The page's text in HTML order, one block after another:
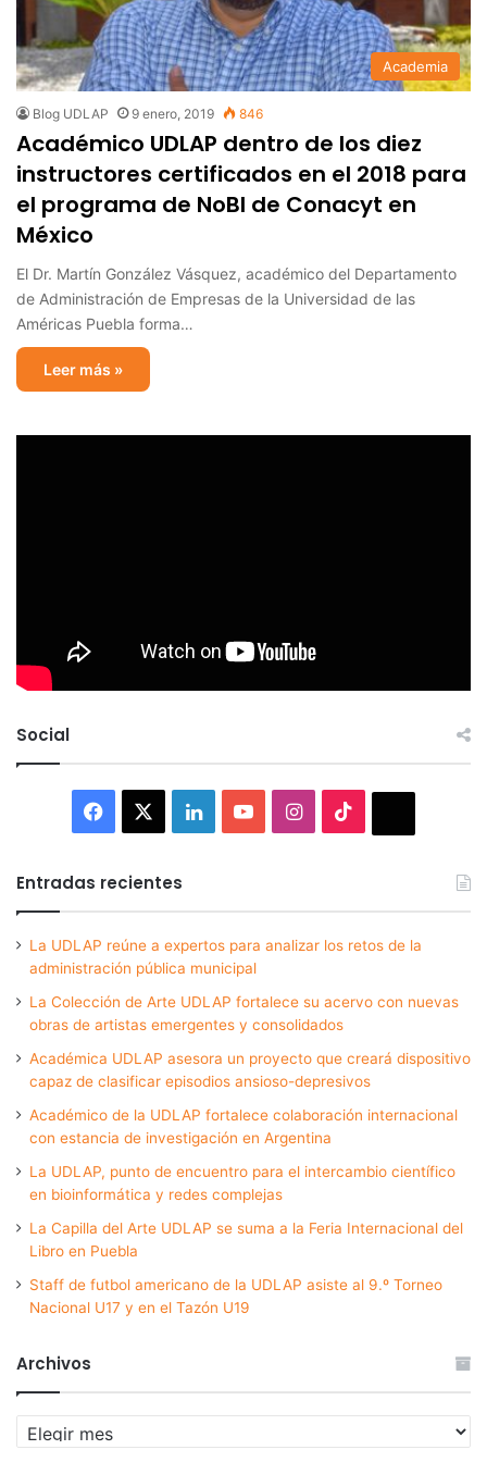
Academia
Blog UDLAP 9 enero, 2019 846
Académico UDLAP dentro de los diez
instructores certificados en el 2018 para
el programa de NoBI de Conacyt en
México
El Dr. Martín González Vásquez, académico del Departamento
de Administración de Empresas de la Universidad de las
Américas Puebla forma…
Leer más »
Social
Facebook LinkedInYouTubeInstagram
Entradas recientes
La UDLAP reúne a expertos para analizar los retos de la
administración pública municipal
La Colección de Arte UDLAP fortalece su acervo con nuevas
obras de artistas emergentes y consolidados
Académica UDLAP asesora un proyecto que creará dispositivo
capaz de clasificar episodios ansioso-depresivos
Académico de la UDLAP fortalece colaboración internacional
con estancia de investigación en Argentina
La UDLAP, punto de encuentro para el intercambio científico
en bioinformática y redes complejas
La Capilla del Arte UDLAP se suma a la Feria Internacional del
Libro en Puebla
Staff de futbol americano de la UDLAP asiste al 9.º Torneo
Nacional U17 y en el Tazón U19
Archivos
Archivos